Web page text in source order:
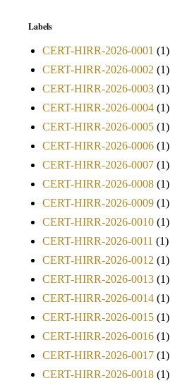
Labels
CERT-HIRR-2026-0001 (1)
CERT-HIRR-2026-0002 (1)
CERT-HIRR-2026-0003 (1)
CERT-HIRR-2026-0004 (1)
CERT-HIRR-2026-0005 (1)
CERT-HIRR-2026-0006 (1)
CERT-HIRR-2026-0007 (1)
CERT-HIRR-2026-0008 (1)
CERT-HIRR-2026-0009 (1)
CERT-HIRR-2026-0010 (1)
CERT-HIRR-2026-0011 (1)
CERT-HIRR-2026-0012 (1)
CERT-HIRR-2026-0013 (1)
CERT-HIRR-2026-0014 (1)
CERT-HIRR-2026-0015 (1)
CERT-HIRR-2026-0016 (1)
CERT-HIRR-2026-0017 (1)
CERT-HIRR-2026-0018 (1)